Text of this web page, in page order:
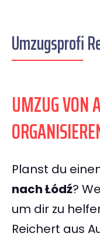
Umzugsprofi
UMZUG VON
Planst du
nach Łódź?
um dir zu
Reichert aus